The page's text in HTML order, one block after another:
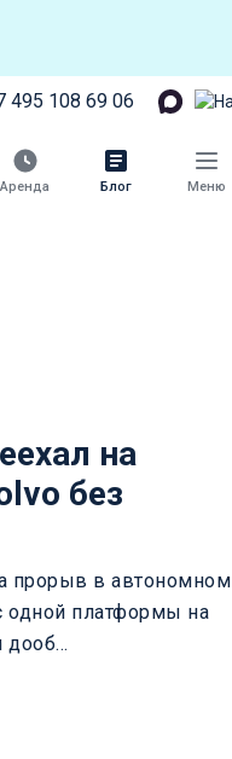
495 108 69 06
Аренда Блог Меню
на
без
прорыв в автономном
одной платформы на